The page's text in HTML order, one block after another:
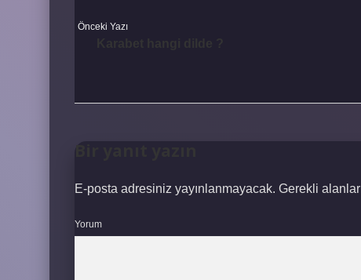
Önceki Yazı
Bir yanıt yazın
E-posta adresiniz yayınlanmayacak. Gerekli alanlar
Yorum